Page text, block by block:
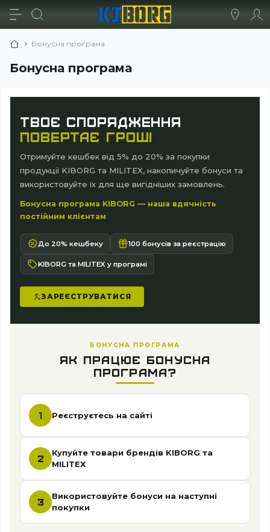
Бонусна програма
Бонусна програма
ТВОЄ СПОРЯДЖЕННЯ
ПОВЕРТАЄ ГРОШІ
Отримуйте кешбек від 5% до 20% за покупки
продукції KIBORG та MILITEX, накопичуйте бонуси та
використовуйте їх для ще вигідніших замовлень.
Бонусна програма KIBORG — наша вдячність
постійним клієнтам
До 20% кешбеку 100 бонусів за реєстрацію
KIBORG та MILITEX у програмі
ЗАРЕЄСТРУВАТИСЯ
БОНУСНА ПРОГРАМА
ЯК ПРАЦЮЄ БОНУСНА
ПРОГРАМА?
1 Реєструєтесь на сайті
2
Купуйте товари брендів KIBORG та
MILITEX
3
Використовуйте бонуси на наступні
покупки